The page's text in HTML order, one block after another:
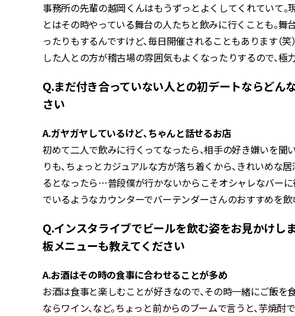
事務所の先輩の越岡くんはもうずっとよくしてくれていて
とはその時やっている舞台の人たちと飲みに行くことも。
ったりもするんですけど、毎日開催されることもあります（
した人との方が稽古場の雰囲気もよくなったりするので、極
Q.まだ付き合っていない人との初デートならどん
さい
A.ガヤガヤしているけど、ちゃんと話せるお店
初めて二人で飲みに行くってなったら、相手の好き嫌いを聞
りも、ちょっとカジュアルな方が落ち着くから、きれいめな
るとなったら…普段僕が行かないからこそオシャレなバー
でいるようなカウンターでバーテンダーさんのおすすめを飲
Q.インスタライブでビールを飲む姿をお見かけし
板メニューも教えてください
A.お酒はその時の食事に合わせることが多め
お酒は食事と楽しむことが好きなので、その時一緒にご飯
ならワイン、など。ちょっと前からのブームで言うと、芋焼